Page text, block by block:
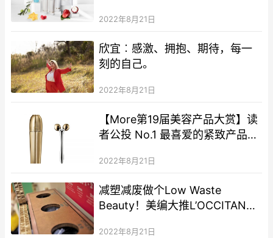
2022年8月21日
欣宜︰感激、拥抱、期待，每一
刻的自己。
2022年8月21日
【More第19届美容产品大赏】读
者公投 No.1 最喜爱的紧致产品—
华 + 最喜爱编辑推介年度十大—
油
2022年8月21日
减塑减废做个Low Waste
Beauty！美编大推L’OCCITANE
2022年8月21日